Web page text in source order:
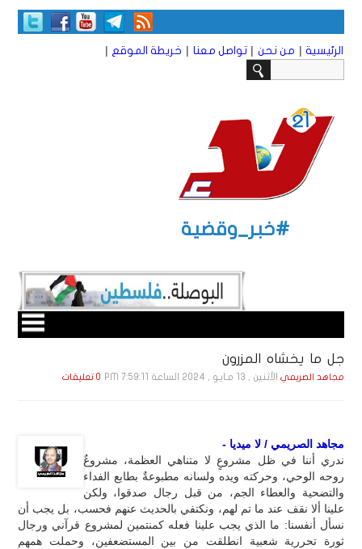
الرئيسية | من نحن | تواصل معنا | خريطة الموقع |
#خبر_وقضية
جل ما يخشاه المزرون
مجاهد الصريمي الأثنين , 13 مـايـو , 2024 الساعة 7:59:11 PM 0 تعليقات
مجاهد الصريمي / لا ميديا -
ندري أننا في ظل مشروعٍ لا متناهي العظمة، مشروعٌ
روحه الوحي، وحركته ويده ولسانه مطبوعةٌ بطابع الفداء
والتضحية والعطاء الجم، من قبل رجال صدقوا، ولكن
علينا ألا نقف عند ما تم لهم، ونكتفي بالحديث عنهم فحسب، بل يجب أن
نسأل أنفسنا: ما الذي يجب علينا فعله كمنتمين لمشروع قرآني ورجال
ثورة تحررية شعبية انطلقت من بين المستضعفين، وحملت همهم